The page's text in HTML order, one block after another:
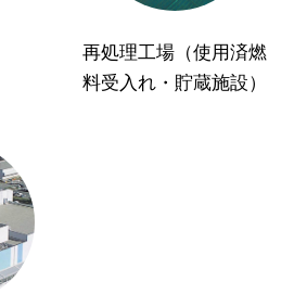
再処理工場（使用済燃
料受入れ・貯蔵施設）